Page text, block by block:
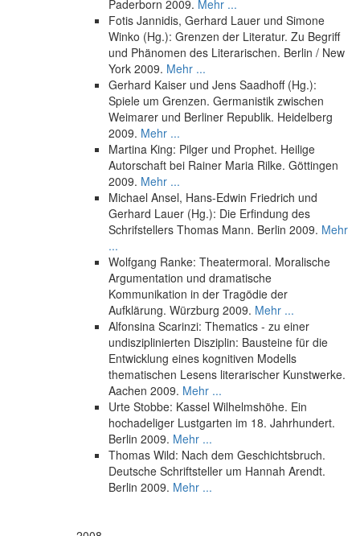
Paderborn 2009. Mehr ...
Fotis Jannidis, Gerhard Lauer und Simone
Winko (Hg.): Grenzen der Literatur. Zu Begriff
und Phänomen des Literarischen. Berlin / New
York 2009. Mehr ...
Gerhard Kaiser und Jens Saadhoff (Hg.):
Spiele um Grenzen. Germanistik zwischen
Weimarer und Berliner Republik. Heidelberg
2009. Mehr ...
Martina King: Pilger und Prophet. Heilige
Autorschaft bei Rainer Maria Rilke. Göttingen
2009. Mehr ...
Michael Ansel, Hans-Edwin Friedrich und
Gerhard Lauer (Hg.): Die Erfindung des
Schrifstellers Thomas Mann. Berlin 2009. Mehr
...
Wolfgang Ranke: Theatermoral. Moralische
Argumentation und dramatische
Kommunikation in der Tragödie der
Aufklärung. Würzburg 2009. Mehr ...
Alfonsina Scarinzi: Thematics - zu einer
undisziplinierten Disziplin: Bausteine für die
Entwicklung eines kognitiven Modells
thematischen Lesens literarischer Kunstwerke.
Aachen 2009. Mehr ...
Urte Stobbe: Kassel Wilhelmshöhe. Ein
hochadeliger Lustgarten im 18. Jahrhundert.
Berlin 2009. Mehr ...
Thomas Wild: Nach dem Geschichtsbruch.
Deutsche Schriftsteller um Hannah Arendt.
Berlin 2009. Mehr ...